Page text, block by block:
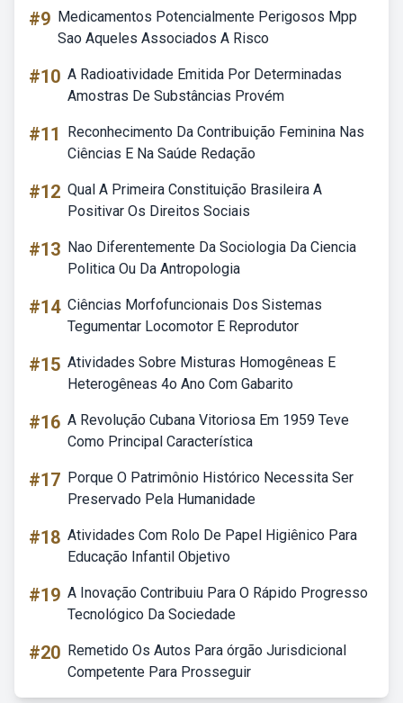
#9 Medicamentos Potencialmente Perigosos Mpp
Sao Aqueles Associados A Risco
#10 A Radioatividade Emitida Por Determinadas
Amostras De Substâncias Provém
#11
Reconhecimento Da Contribuição Feminina Nas
Ciências E Na Saúde Redação
#12 Qual A Primeira Constituição Brasileira A
Positivar Os Direitos Sociais
#13 Nao Diferentemente Da Sociologia Da Ciencia
Politica Ou Da Antropologia
#14 Ciências Morfofuncionais Dos Sistemas
Tegumentar Locomotor E Reprodutor
#15 Atividades Sobre Misturas Homogêneas E
Heterogêneas 4o Ano Com Gabarito
#16 A Revolução Cubana Vitoriosa Em 1959 Teve
Como Principal Característica
#17 Porque O Patrimônio Histórico Necessita Ser
Preservado Pela Humanidade
#18 Atividades Com Rolo De Papel Higiênico Para
Educação Infantil Objetivo
#19 A Inovação Contribuiu Para O Rápido Progresso
Tecnológico Da Sociedade
#20 Remetido Os Autos Para órgão Jurisdicional
Competente Para Prosseguir